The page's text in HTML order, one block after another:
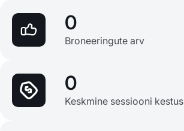
0
Broneeringute arv
0
Keskmine sessiooni kestus